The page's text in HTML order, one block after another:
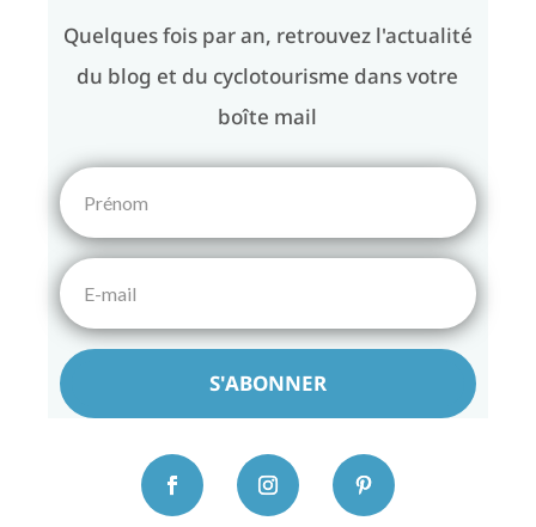
Quelques fois par an, retrouvez l'actualité
du blog et du cyclotourisme dans votre
boîte mail
S'ABONNER